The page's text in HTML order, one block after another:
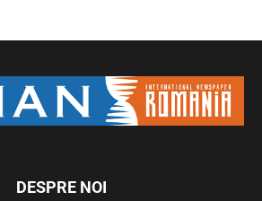
DESPRE NOI